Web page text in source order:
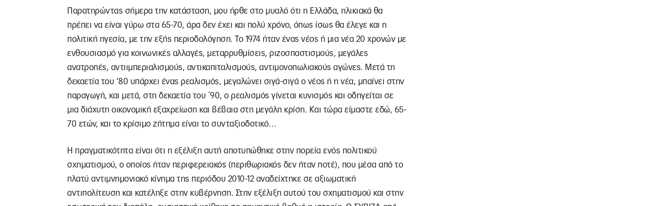
Παρατηρώντας σήμερα την κατάσταση, μου ήρθε στο μυαλό ότι η Ελλάδα, ηλικιακά θα
πρέπει να είναι γύρω στα 65-70, άρα δεν έχει και πολύ χρόνο, όπως ίσως θα έλεγε και η
πολιτική ηγεσία, με την εξής περιοδολόγηση. Το 1974 ήταν ένας νέος ή μια νέα 20 χρονών με
ενθουσιασμό για κοινωνικές αλλαγές, μεταρρυθμίσεις, ριζοσπαστισμούς, μεγάλες
ανατροπές, αντιιμπεριαλισμούς, αντικαπιταλισμούς, αντιμονοπωλιακούς αγώνες. Μετά τη
δεκαετία του ’80 υπάρχει ένας ρεαλισμός, μεγαλώνει σιγά-σιγά ο νέος ή η νέα, μπαίνει στην
παραγωγή, και μετά, στη δεκαετία του ΄90, ο ρεαλισμός γίνεται κυνισμός και οδηγείται σε
μια διάχυτη οικονομική εξαχρείωση και βέβαια στη μεγάλη κρίση. Και τώρα είμαστε εδώ, 65-
70 ετών, και το κρίσιμο ζήτημα είναι το συνταξιοδοτικό…
Η πραγματικότητα είναι ότι η εξέλιξη αυτή αποτυπώθηκε στην πορεία ενός πολιτικού
σχηματισμού, ο οποίος ήταν περιφερειακός (περιθωριακός δεν ήταν ποτέ), που μέσα από το
πλατύ αντιμνημονιακό κίνημα της περιόδου 2010-12 αναδείχτηκε σε αξιωματική
αντιπολίτευση και κατέληξε στην κυβέρνηση. Στην εξέλιξη αυτού του σχηματισμού και στην